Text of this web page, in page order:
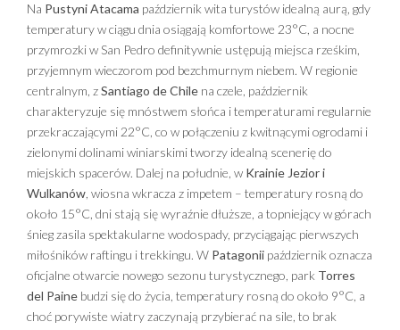
Na Pustyni Atacama październik wita turystów idealną aurą, gdy
temperatury w ciągu dnia osiągają komfortowe 23°C, a nocne
przymrozki w San Pedro definitywnie ustępują miejsca rześkim,
przyjemnym wieczorom pod bezchmurnym niebem. W regionie
centralnym, zSantiago de Chile na czele, październik
charakteryzuje się mnóstwem słońca i temperaturami regularnie
przekraczającymi 22°C, co w połączeniu z kwitnącymi ogrodami i
zielonymi dolinami winiarskimi tworzy idealną scenerię do
miejskich spacerów. Dalej na południe, w Krainie Jezior i
Wulkanów , wiosna wkracza z impetem – temperatury rosną do
około 15°C, dni stają się wyraźnie dłuższe, a topniejący w górach
śnieg zasila spektakularne wodospady, przyciągając pierwszych
miłośników raftingu i trekkingu. W Patagonii październik oznacza
oficjalne otwarcie nowego sezonu turystycznego, park Torres
del Paine budzi się do życia, temperatury rosną do około 9°C, a
choć porywiste wiatry zaczynają przybierać na sile, to brak